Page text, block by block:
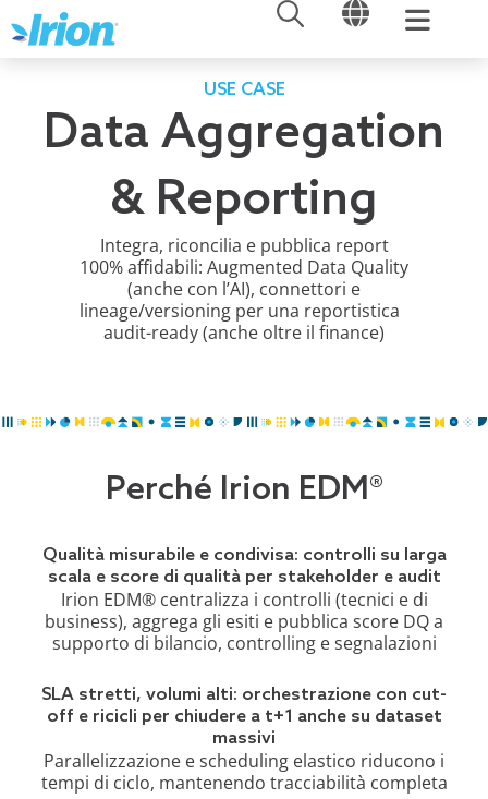
al
contenuto
APRI APRI
USE CASE
Data Aggregation
& Reporting
Integra, riconcilia e pubblica report
100%affidabili: Augmented Data Quality
(anche con l’AI), connettori e
lineage/versioning per una reportistica
audit-ready (anche oltre il finance)
Perché Irion EDM®
Qualità misurabile e condivisa: controlli su larga
scala e score di qualità per stakeholder e audit
Irion EDM® centralizza i controlli (tecnici e di
business), aggrega gli esiti e pubblica score DQa
supporto di bilancio, controllinge segnalazioni
SLA stretti, volumi alti: orchestrazione con cut-
off e ricicli per chiudere a t+1 anche su dataset
massivi
Parallelizzazione e scheduling elastico riducono i
tempi di ciclo, mantenendo tracciabilità completa